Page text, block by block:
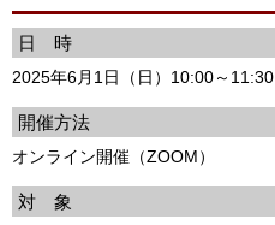
インスリンポンプ
グリコアルブミン
1型ライフ
日 時
2025年6月1日（日）10:00～11:30
開催方法
オンライン開催（ZOOM）
対 象